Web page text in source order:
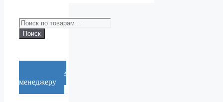
Искать:
Поиск
Cообщение
менеджеру